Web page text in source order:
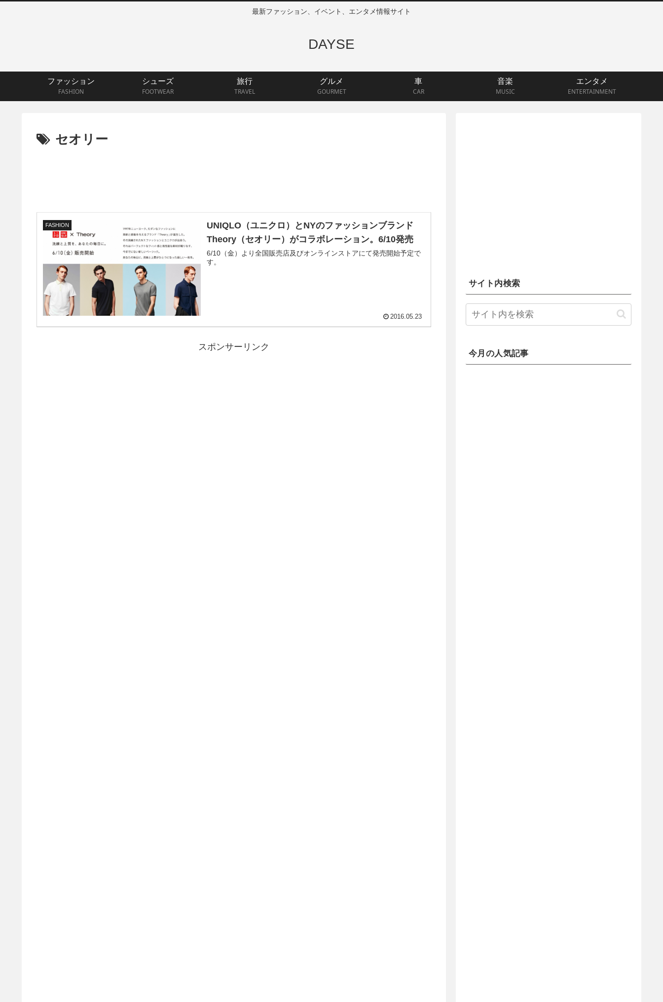
最新ファッション、イベント、エンタメ情報サイト
DAYSE
ファッション
FASHION
シューズ
FOOTWEAR
旅行
TRAVEL
グルメ
GOURMET
車
CAR
音楽
MUSIC
エンタメ
ENTERTAINMENT
セオリー
FASHION
UNIQLO（ユニクロ）とNYのファッションブランド
Theory（セオリー）がコラボレーション。6/10発売
6/10（金）より全国販売店及びオンラインストアにて発売開始予定で
す。
2016.05.23
スポンサーリンク
サイト内検索
今月の人気記事